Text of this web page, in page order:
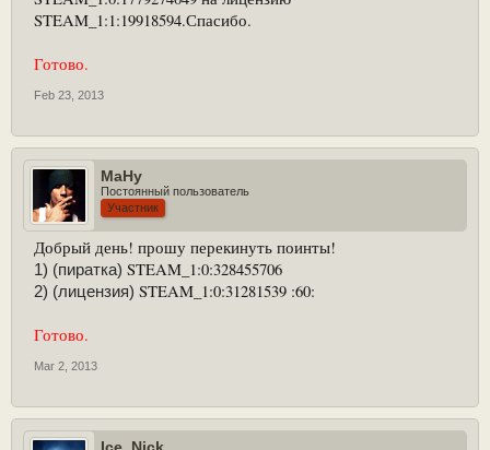
STEAM_1:1:19918594.Спасибо.
Готово.
Feb 23, 2013
MaHy
Постоянный пользователь
Участник
Добрый день! прошу перекинуть поинты!
1) (пиратка) STEAM_1:0:328455706
2) (лицензия) STEAM_1:0:31281539 :60:
Готово.
Mar 2, 2013
Ice_Nick